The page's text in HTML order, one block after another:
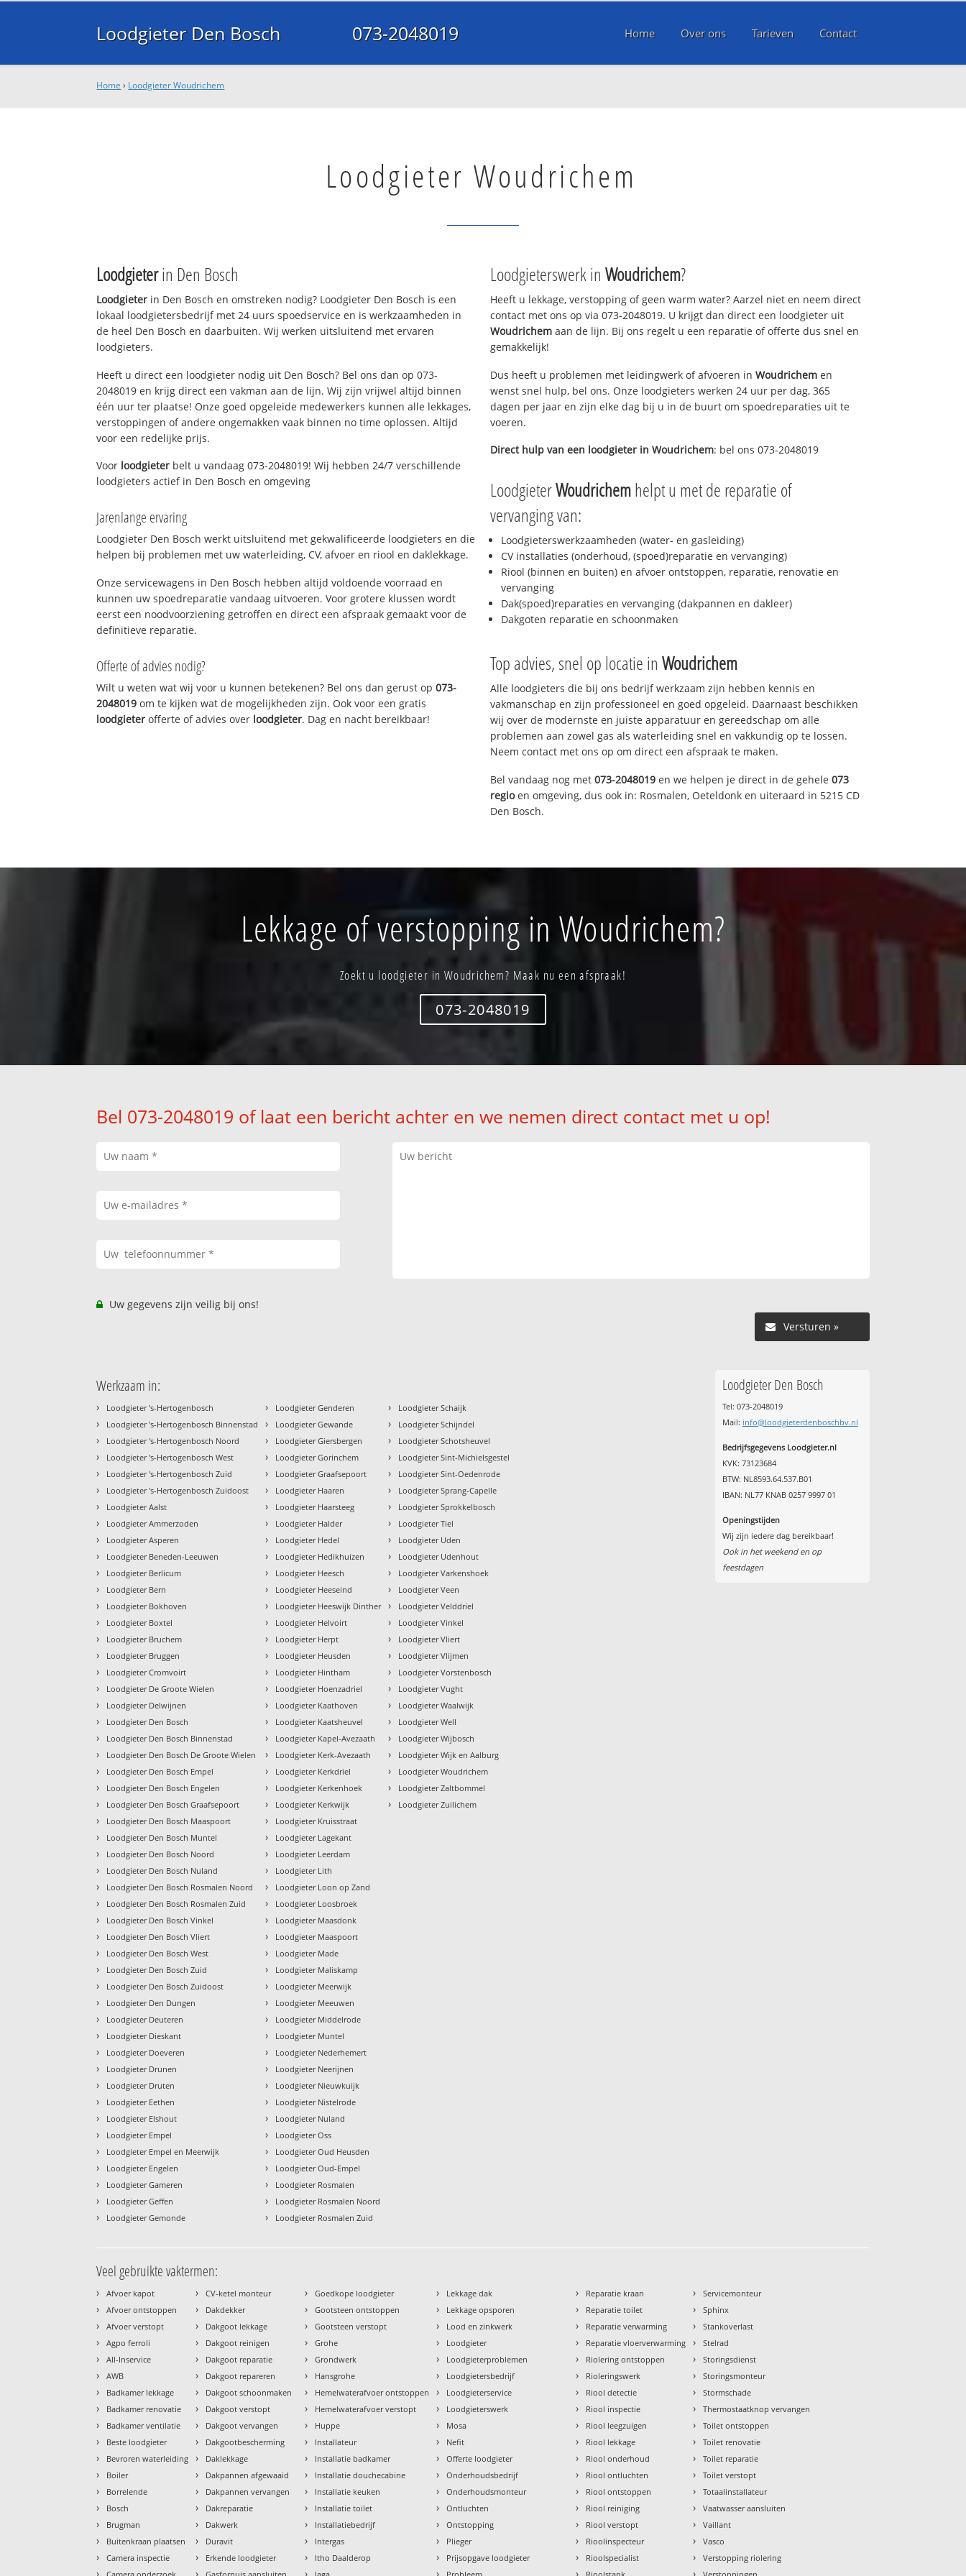
Loodgieter Den Bosch 073-2048019 Home Over ons Tarieven Contact
Home › Loodgieter Woudrichem
Loodgieter Woudrichem
Loodgieterin Den Bosch
Loodgieter in Den Bosch en omstreken nodig? Loodgieter Den Bosch is een
lokaal loodgietersbedrijf met 24 uurs spoedservice en is werkzaamheden in
de heel Den Bosch en daarbuiten. Wij werken uitsluitend met ervaren
loodgieters.
Heeft u direct een loodgieter nodig uit Den Bosch? Bel ons dan op 073-
2048019 en krijg direct een vakman aan de lijn. Wij zijn vrijwel altijd binnen
één uur ter plaatse! Onze goed opgeleide medewerkers kunnen alle lekkages,
verstoppingen of andere ongemakken vaak binnen no time oplossen. Altijd
voor een redelijke prijs.
Voor loodgieter belt u vandaag 073-2048019! Wij hebben 24/7 verschillende
loodgieters actief in Den Bosch en omgeving
Jarenlange ervaring
Loodgieter Den Bosch werkt uitsluitend met gekwalificeerde loodgieters en die
helpen bij problemen met uw waterleiding, CV, afvoer en riool en daklekkage.
Onze servicewagens in Den Bosch hebben altijd voldoende voorraad en
kunnen uw spoedreparatie vandaag uitvoeren. Voor grotere klussen wordt
eerst een noodvoorziening getroffen en direct een afspraak gemaakt voor de
definitieve reparatie.
Offerte of advies nodig?
Wilt u weten wat wij voor u kunnen betekenen? Bel ons dan gerust op073-
2048019 om te kijken wat de mogelijkheden zijn. Ook voor een gratis
loodgieter offerte of advies over loodgieter. Dag en nacht bereikbaar!
Loodgieterswerk in Woudrichem?
Heeft u lekkage, verstopping of geen warm water? Aarzel niet en neem direct
contact met ons op via 073-2048019. U krijgt dan direct een loodgieter uit
Woudrichem aan de lijn. Bij ons regelt u een reparatie of offerte dus snel en
gemakkelijk!
Dus heeft u problemen met leidingwerk of afvoeren in Woudrichem en
wenst snel hulp, bel ons. Onze loodgieters werken 24 uur per dag, 365
dagen per jaar en zijn elke dag bij u in de buurt om spoedreparaties uit te
voeren.
Direct hulp van een loodgieter in Woudrichem: bel ons 073-2048019
LoodgieterWoudrichemhelpt u met de reparatie of
vervanging van:
Loodgieterswerkzaamheden (water- en gasleiding)
CV installaties (onderhoud, (spoed)reparatie en vervanging)
Riool (binnen en buiten) en afvoer ontstoppen, reparatie, renovatie en
vervanging
Dak(spoed)reparaties en vervanging (dakpannen en dakleer)
Dakgoten reparatie en schoonmaken
Top advies, snel op locatie in Woudrichem
Alle loodgieters die bij ons bedrijf werkzaam zijn hebben kennis en
vakmanschap en zijn professioneel en goed opgeleid. Daarnaast beschikken
wij over de modernste en juiste apparatuur en gereedschap om alle
problemen aan zowel gas als waterleiding snel en vakkundig op te lossen.
Neem contact met ons op om direct een afspraak te maken.
Bel vandaag nog met 073-2048019 en we helpen je direct in de gehele 073
regioen omgeving, dus ook in: Rosmalen, Oeteldonk en uiteraard in 5215 CD
Den Bosch.
Lekkage of verstopping in Woudrichem?
Zoekt u loodgieter in Woudrichem? Maak nu een afspraak!
073-2048019
Bel 073-2048019 of laat een bericht achter en we nemen direct contact met u op!
Uw gegevens zijn veilig bij ons!
Versturen »
Werkzaam in:
› Loodgieter 's-Hertogenbosch
› Loodgieter 's-Hertogenbosch Binnenstad
› Loodgieter 's-Hertogenbosch Noord
› Loodgieter 's-Hertogenbosch West
› Loodgieter 's-Hertogenbosch Zuid
› Loodgieter 's-Hertogenbosch Zuidoost
› Loodgieter Aalst
› Loodgieter Ammerzoden
› Loodgieter Asperen
› Loodgieter Beneden-Leeuwen
› Loodgieter Berlicum
› Loodgieter Bern
› Loodgieter Bokhoven
› Loodgieter Boxtel
› Loodgieter Bruchem
› Loodgieter Bruggen
› Loodgieter Cromvoirt
› Loodgieter De Groote Wielen
› Loodgieter Delwijnen
› Loodgieter Den Bosch
› Loodgieter Den Bosch Binnenstad
› Loodgieter Den Bosch De Groote Wielen
› Loodgieter Den Bosch Empel
› Loodgieter Den Bosch Engelen
› Loodgieter Den Bosch Graafsepoort
› Loodgieter Den Bosch Maaspoort
› Loodgieter Den Bosch Muntel
› Loodgieter Den Bosch Noord
› Loodgieter Den Bosch Nuland
› Loodgieter Den Bosch Rosmalen Noord
› Loodgieter Den Bosch Rosmalen Zuid
› Loodgieter Den Bosch Vinkel
› Loodgieter Den Bosch Vliert
› Loodgieter Den Bosch West
› Loodgieter Den Bosch Zuid
› Loodgieter Den Bosch Zuidoost
› Loodgieter Den Dungen
› Loodgieter Deuteren
› Loodgieter Dieskant
› Loodgieter Doeveren
› Loodgieter Drunen
› Loodgieter Druten
› Loodgieter Eethen
› Loodgieter Elshout
› Loodgieter Empel
› Loodgieter Empel en Meerwijk
› Loodgieter Engelen
› Loodgieter Gameren
› Loodgieter Geffen
› Loodgieter Gemonde
› Loodgieter Genderen
› Loodgieter Gewande
› Loodgieter Giersbergen
› Loodgieter Gorinchem
› Loodgieter Graafsepoort
› Loodgieter Haaren
› Loodgieter Haarsteeg
› Loodgieter Halder
› Loodgieter Hedel
› Loodgieter Hedikhuizen
› Loodgieter Heesch
› Loodgieter Heeseind
› Loodgieter Heeswijk Dinther
› Loodgieter Helvoirt
› Loodgieter Herpt
› Loodgieter Heusden
› Loodgieter Hintham
› Loodgieter Hoenzadriel
› Loodgieter Kaathoven
› Loodgieter Kaatsheuvel
› Loodgieter Kapel-Avezaath
› Loodgieter Kerk-Avezaath
› Loodgieter Kerkdriel
› Loodgieter Kerkenhoek
› Loodgieter Kerkwijk
› Loodgieter Kruisstraat
› Loodgieter Lagekant
› Loodgieter Leerdam
› Loodgieter Lith
› Loodgieter Loon op Zand
› Loodgieter Loosbroek
› Loodgieter Maasdonk
› Loodgieter Maaspoort
› Loodgieter Made
› Loodgieter Maliskamp
› Loodgieter Meerwijk
› Loodgieter Meeuwen
› Loodgieter Middelrode
› Loodgieter Muntel
› Loodgieter Nederhemert
› Loodgieter Neerijnen
› Loodgieter Nieuwkuijk
› Loodgieter Nistelrode
› Loodgieter Nuland
› Loodgieter Oss
› Loodgieter Oud Heusden
› Loodgieter Oud-Empel
› Loodgieter Rosmalen
› Loodgieter Rosmalen Noord
› Loodgieter Rosmalen Zuid
› Loodgieter Schaijk
› Loodgieter Schijndel
› Loodgieter Schotsheuvel
› Loodgieter Sint-Michielsgestel
› Loodgieter Sint-Oedenrode
› Loodgieter Sprang-Capelle
› Loodgieter Sprokkelbosch
› Loodgieter Tiel
› Loodgieter Uden
› Loodgieter Udenhout
› Loodgieter Varkenshoek
› Loodgieter Veen
› Loodgieter Velddriel
› Loodgieter Vinkel
› Loodgieter Vliert
› Loodgieter Vlijmen
› Loodgieter Vorstenbosch
› Loodgieter Vught
› Loodgieter Waalwijk
› Loodgieter Well
› Loodgieter Wijbosch
› Loodgieter Wijk en Aalburg
› Loodgieter Woudrichem
› Loodgieter Zaltbommel
› Loodgieter Zuilichem
Loodgieter Den Bosch
Tel: 073-2048019
Mail: info@loodgieterdenboschbv.nl
Bedrijfsgegevens Loodgieter.nl
KVK: 73123684
BTW: NL8593.64.537.B01
IBAN: NL77 KNAB 0257 9997 01
Openingstijden
Wij zijn iedere dag bereikbaar!
Ook in het weekend en op
feestdagen
Veel gebruikte vaktermen:
› Afvoer kapot
› Afvoer ontstoppen
› Afvoer verstopt
› Agpo ferroli
› All-Inservice
› AWB
› Badkamer lekkage
› Badkamer renovatie
› Badkamer ventilatie
› Beste loodgieter
› Bevroren waterleiding
› Boiler
› Borrelende
› Bosch
› Brugman
› Buitenkraan plaatsen
› Camera inspectie
›
› CV-ketel monteur
› Dakdekker
› Dakgoot lekkage
› Dakgoot reinigen
› Dakgoot reparatie
› Dakgoot repareren
› Dakgoot schoonmaken
› Dakgoot verstopt
› Dakgoot vervangen
› Dakgootbescherming
› Daklekkage
› Dakpannen afgewaaid
› Dakpannen vervangen
› Dakreparatie
› Dakwerk
› Duravit
› Erkende loodgieter
›
› Goedkope loodgieter
› Gootsteen ontstoppen
› Gootsteen verstopt
› Grohe
› Grondwerk
› Hansgrohe
› Hemelwaterafvoer ontstoppen
› Hemelwaterafvoer verstopt
› Huppe
› Installateur
› Installatie badkamer
› Installatie douchecabine
› Installatie keuken
› Installatie toilet
› Installatiebedrijf
› Intergas
› Itho Daalderop
›
› Lekkage dak
› Lekkage opsporen
› Lood en zinkwerk
› Loodgieter
› Loodgieterproblemen
› Loodgietersbedrijf
› Loodgieterservice
› Loodgieterswerk
› Mosa
› Nefit
› Offerte loodgieter
› Onderhoudsbedrijf
› Onderhoudsmonteur
› Ontluchten
› Ontstopping
› Plieger
› Prijsopgave loodgieter
›
› Reparatie kraan
› Reparatie toilet
› Reparatie verwarming
› Reparatie vloerverwarming
› Riolering ontstoppen
› Rioleringswerk
› Riool detectie
› Riool inspectie
› Riool leegzuigen
› Riool lekkage
› Riool onderhoud
› Riool ontluchten
› Riool ontstoppen
› Riool reiniging
› Riool verstopt
› Rioolinspecteur
› Rioolspecialist
›
› Servicemonteur
› Sphinx
› Stankoverlast
› Stelrad
› Storingsdienst
› Storingsmonteur
› Stormschade
› Thermostaatknop vervangen
› Toilet ontstoppen
› Toilet renovatie
› Toilet reparatie
› Toilet verstopt
› Totaalinstallateur
› Vaatwasser aansluiten
› Vaillant
› Vasco
› Verstopping riolering
›